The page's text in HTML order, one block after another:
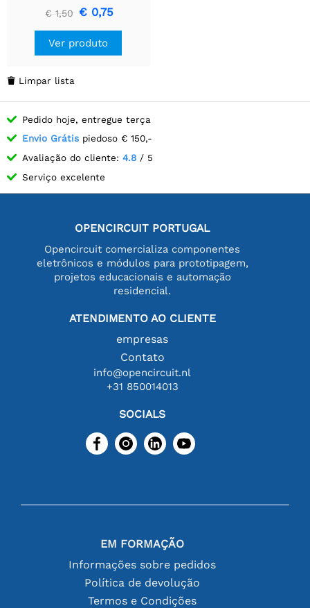
pinos - 10 peças
€ 1,50 € 0,75
Ver produto
 Limpar lista
Pedido hoje, entregue terça
Envio Grátis piedoso € 150,-
Avaliação do cliente: 4.8 / 5
Serviço excelente
OPENCIRCUIT PORTUGAL
Opencircuit comercializa componentes
eletrônicos e módulos para prototipagem,
projetos educacionais e automação
residencial.
ATENDIMENTO AO CLIENTE
empresas
Contato
info@opencircuit.nl
+31 850014013
SOCIALS
EM FORMAÇÃO
Informações sobre pedidos
Política de devolução
Termos e Condições